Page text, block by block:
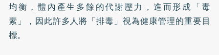
均衡，體內產生多餘的代謝壓力，進而形成「毒
素」，因此許多人將「排毒」視為健康管理的重要目
標。